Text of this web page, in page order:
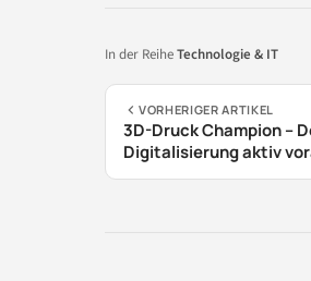
In der ReiheTechnologie & IT
VORHERIGER ARTIKEL
3D-Druck Champion –
Digitalisierung aktiv